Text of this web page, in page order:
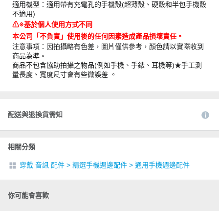
適用機型：適用帶有充電孔的手機殼(超薄殼、硬殼和半包手機殼
不適用)
⚠︎※基於個人使用方式不同
本公司「不負責」使用後的任何因素造成產品損壞責任。
注意事項：因拍攝略有色差，圖片僅供參考，顏色請以實際收到
商品為準。
商品不包含協助拍攝之物品(例如手機、手錶、耳機等)★手工測
量長度、寬度尺寸會有些微誤差 。
配送與退換貨需知
相關分類
穿戴 音訊 配件 > 精選手機週邊配件 > 通用手機週邊配件
你可能會喜歡